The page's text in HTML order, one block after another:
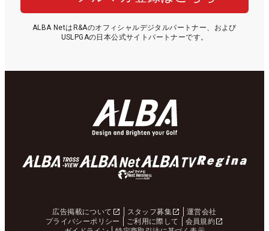
ALBA NetはR&Aのオフィシャルデジタルパートナー、および
USLPGAの日本公式サイトパートナーです。
広告掲載について スタッフ募集
運営会社
プライバシーポリシー
ご利用に際して
会員規約